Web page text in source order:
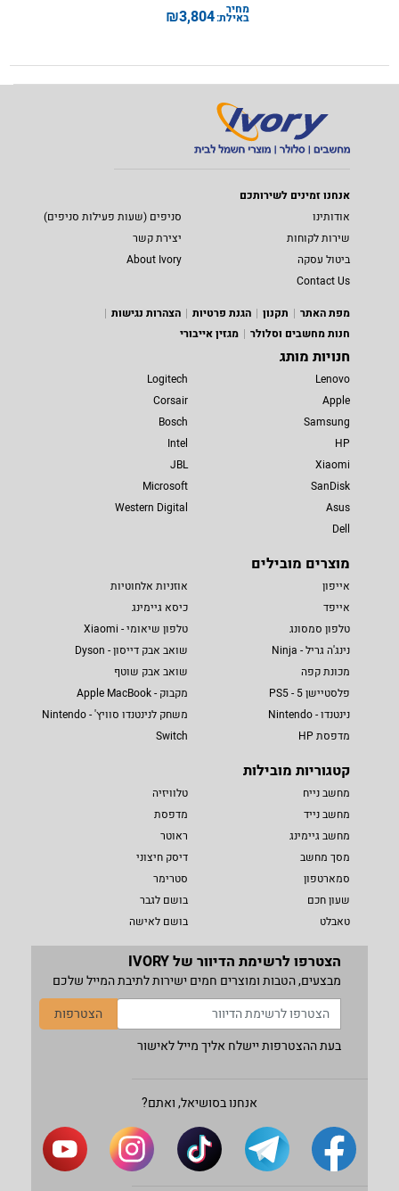
מחיר
באילת:3,804
₪
אנחנו זמינים לשירותכם
אודותינו
סניפים (שעות פעילות סניפים)
שירות לקוחות
יצירת קשר
ביטול עסקה
About Ivory
Contact Us
מפת האתר
תקנון הגנת פרטיות
הצהרות נגישות
חנות מחשבים וסלולר
מגזין אייבורי
חנויות מותג
Lenovo
Apple
Samsung
HP
Xiaomi
SanDisk
Asus
Dell
Logitech
Corsair
Bosch
Intel
JBL
Microsoft
Western Digital
מוצרים מובילים
אייפון
אייפד
טלפון סמסונג
נינג'ה גריל - Ninja
מכונת קפה
פלסטיישן 5 - PS5
נינטנדו - Nintendo
מדפסת HP
אוזניות אלחוטיות
כיסא גיימינג
טלפון שיאומי - Xiaomi
שואב אבק דייסון - Dyson
שואב אבק שוטף
מקבוק - Apple MacBook
משחק לנינטנדו סוויץ' - Nintendo
Switch
קטגוריות מובילות
מחשב נייח
מחשב נייד
מחשב גיימינג
מסך מחשב
סמארטפון
שעון חכם
טאבלט
טלוויזיה
מדפסת
ראוטר
דיסק חיצוני
סטרימר
בושם לגבר
בושם לאישה
הצטרפו לרשימת הדיוור של IVORY
מבצעים, הטבות ומוצרים חמים ישירות לתיבת המייל שלכם
הצטרפות
בעת ההצטרפות יישלח אליך מייל לאישור
אנחנו בסושיאל, ואתם?